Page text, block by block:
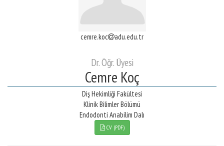
cemre.koc adu.edu.tr
Dr. Öğr. Üyesi
Cemre Koç
Diş Hekimliği Fakültesi
Klinik Bilimler Bölümü
Endodonti Anabilim Dalı
CV (PDF)